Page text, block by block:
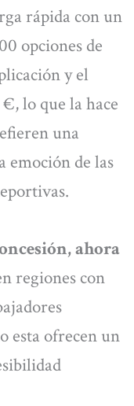
rápida con un
opciones de
y el
lo que la hace
una
emoción de las
ahora
regiones con
esta ofrecen un